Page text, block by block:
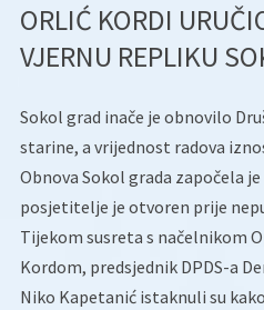
ORLIĆ KORDI
VJERNU REPLIKU
Sokol grad inače je obnovilo
starine, a vrijednost radova
Obnova Sokol grada započela je
posjetitelje je otvoren prije
Tijekom susreta s načelnikom
Kordom, predsjednik DPDS-a
Niko Kapetanić istaknuli su